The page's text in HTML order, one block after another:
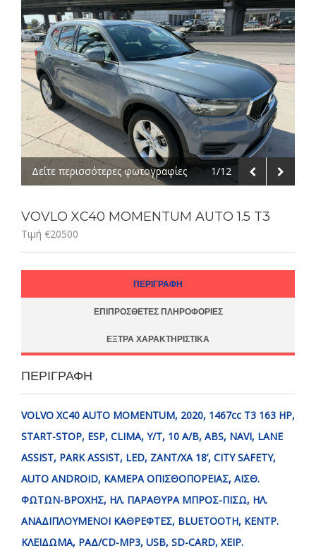
Δείτε περισσότερες φωτογραφίες 1/12
VOVLO XC40 MOMENTUM AUTO 1.5 T3
Τιμή €20500
ΠΕΡΙΓΡΑΦΉ
ΕΠΙΠΡΌΣΘΕΤΕΣ ΠΛΗΡΟΦΟΡΊΕΣ
ΈΞΤΡΑ ΧΑΡΑΚΤΗΡΙΣΤΙΚΆ
ΠΕΡΙΓΡΑΦΉ
VOLVO XC40 AUTO MOMENTUM, 2020, 1467cc T3 163 HP,
START-STOP, ESP, CLIMA, Y/T, 10 A/B, ABS, NAVI, LANE
ASSIST, PARK ASSIST, LED, ΖΑΝΤ/ΧΑ 18’, CITY SAFETY,
AUTO ANDROID, ΚΑΜΕΡΑ ΟΠΙΣΘΟΠΟΡΕΙΑΣ, ΑΙΣΘ.
ΦΩΤΩΝ-ΒΡΟΧΗΣ, ΗΛ. ΠΑΡΑΘΥΡΑ ΜΠΡΟΣ-ΠΙΣΩ, ΗΛ.
ΑΝΑΔΙΠΛΟΥΜΕΝΟΙ ΚΑΘΡΕΦΤΕΣ, BLUETOOTH, ΚΕΝΤΡ.
ΚΛΕΙΔΩΜΑ, ΡΑΔ/CD-MP3, USB, SD-CARD, ΧΕΙΡ.